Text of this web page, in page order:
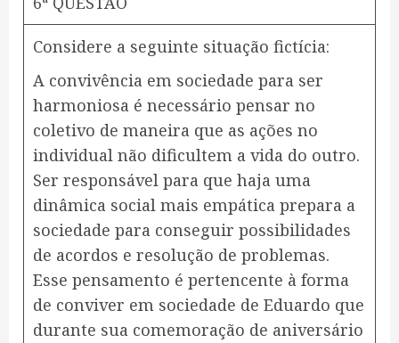
Considere a seguinte situação fictícia:
A convivência em sociedade para ser
harmoniosa é necessário pensar no
coletivo de maneira que as ações no
individual não dificultem a vida do outro.
Ser responsável para que haja uma
dinâmica social mais empática prepara a
sociedade para conseguir possibilidades
de acordos e resolução de problemas.
Esse pensamento é pertencente à forma
de conviver em sociedade de Eduardo que
durante sua comemoração de aniversário